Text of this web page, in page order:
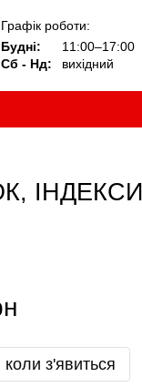
Графік роботи:
Будні:
11:00–17:00
Сб - Нд:
вихідний
ІНДЕКСИ
з'явиться